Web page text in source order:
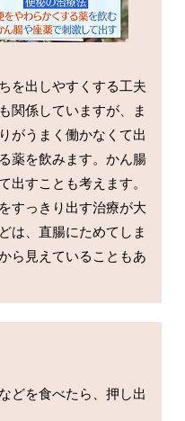
を出しやすくする工夫
関係していますが、ま
がうまく働かなくて出
薬を飲みます。かん腸
出すことも考えます。
すっきり出す治療が大
は、直腸にためてしま
ら見えていることもあ
どを食べたら、押し出